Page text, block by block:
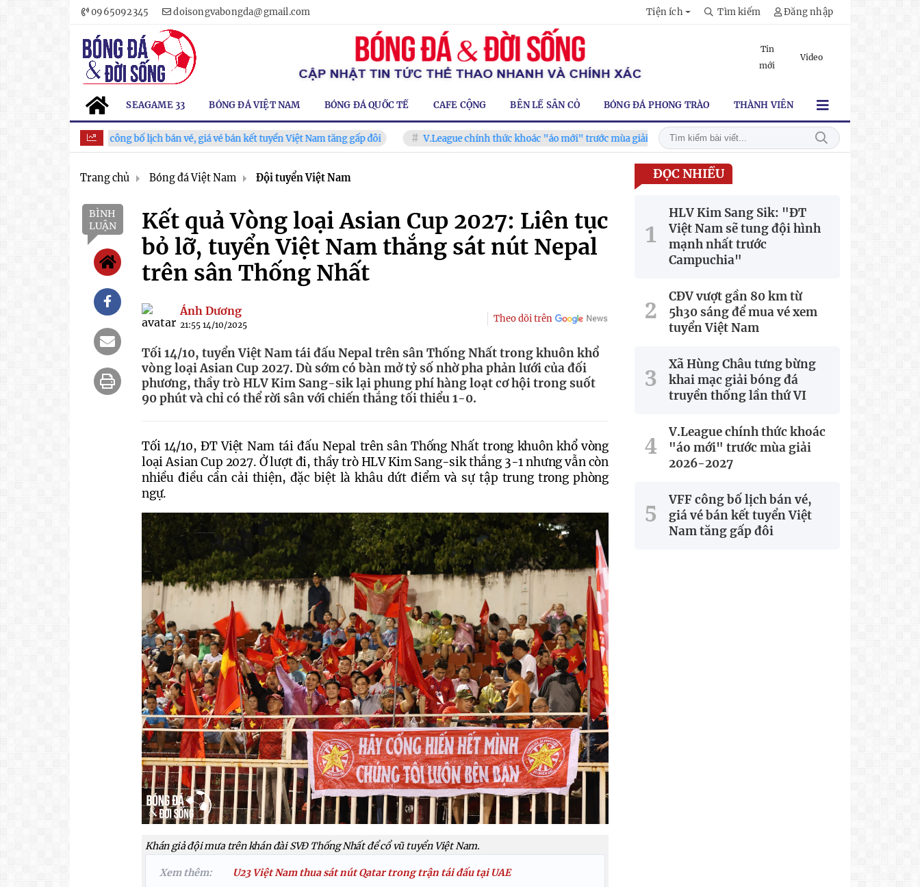
0965092345 doisongvabongda@gmail.com Tiện ích Tìm kiếm Đăng nhập
Tin
mới
Video
SEAGAME 33 BÓNG ĐÁ VIỆT NAM BÓNG ĐÁ QUỐC TẾ CAFE CỘNG BÊN LỀ SÂN CỎ BÓNG ĐÁ PHONG TRÀO THÀNH VIÊN
VFF công bố lịch bán vé, giá vé bán kết tuyển Việt Nam tăng gấp đôi V.League chính thức khoác "áo mới" trước mùa giải 2026-2027 Xã Hùng Châu tưng bừng khai mạc giải bóng đá
Trang chủ Bóng đá Việt Nam Đội tuyển Việt Nam
BÌNH
LUẬN
Kết quả Vòng loại Asian Cup 2027: Liên tục
bỏ lỡ, tuyển Việt Nam thắng sát nút Nepal
trên sân Thống Nhất
Ánh Dương
21:55 14/10/2025
Theo dõi trên
Tối 14/10, tuyển Việt Nam tái đấu Nepal trên sân Thống Nhất trong khuôn khổ
vòng loại Asian Cup 2027. Dù sớm có bàn mở tỷ số nhờ pha phản lưới của đối
phương, thầy trò HLV Kim Sang-sik lại phung phí hàng loạt cơ hội trong suốt
90 phút và chỉ có thể rời sân với chiến thắng tối thiểu 1-0.
Tối 14/10, ĐT Việt Nam tái đấu Nepal trên sân Thống Nhất trong khuôn khổ vòng
loại Asian Cup 2027. Ở lượt đi, thầy trò HLV Kim Sang-sik thắng 3-1 nhưng vẫn còn
nhiều điều cần cải thiện, đặc biệt là khâu dứt điểm và sự tập trung trong phòng
ngự.
Khán giả đội mưa trên khán đài SVĐ Thống Nhất để cổ vũ tuyển Việt Nam.
Xem thêm: U23 Việt Nam thua sát nút Qatar trong trận tái đấu tại UAE
ĐỌC NHIỀU
HLV Kim Sang Sik: "ĐT
Việt Nam sẽ tung đội hình
mạnh nhất trước
Campuchia"
CĐV vượt gần 80 km từ
5h30 sáng để mua vé xem
tuyển Việt Nam
Xã Hùng Châu tưng bừng
khai mạc giải bóng đá
truyền thống lần thứ VI
V.League chính thức khoác
"áo mới" trước mùa giải
2026-2027
VFF công bố lịch bán vé,
giá vé bán kết tuyển Việt
Nam tăng gấp đôi